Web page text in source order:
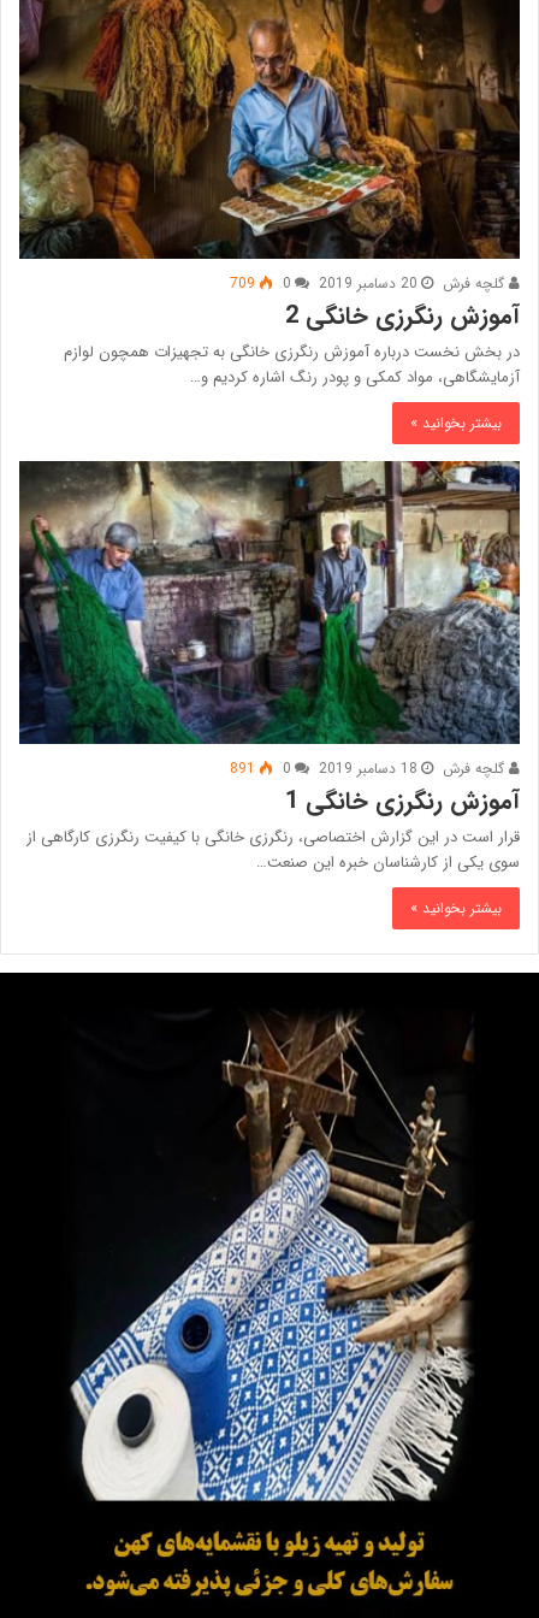
گلچه فرش 20 دسامبر 2019 0
709
آموزش رنگرزی خانگی 2
در بخش نخست درباره آموزش رنگرزی خانگی به تجهیزات همچون لوازم
آزمایشگاهی، مواد کمکی و پودر رنگ اشاره کردیم و…
بیشتر بخوانید »
گلچه فرش 18 دسامبر 2019 0
891
آموزش رنگرزی خانگی 1
قرار است در این گزارش اختصاصی، رنگرزی خانگی با کیفیت رنگرزی کارگاهی از
سوی یکی از کارشناسان خبره این صنعت…
بیشتر بخوانید »